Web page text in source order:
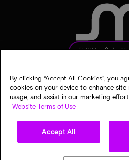
お問い合わ
マイクロンのプライバシー
Micron Technology, Inc. All rights reserved.
By clicking “Accept All Cookies”, you
cookies on your device to enhance site
usage, and assist in our marketing
Website Terms of Use
Accept All